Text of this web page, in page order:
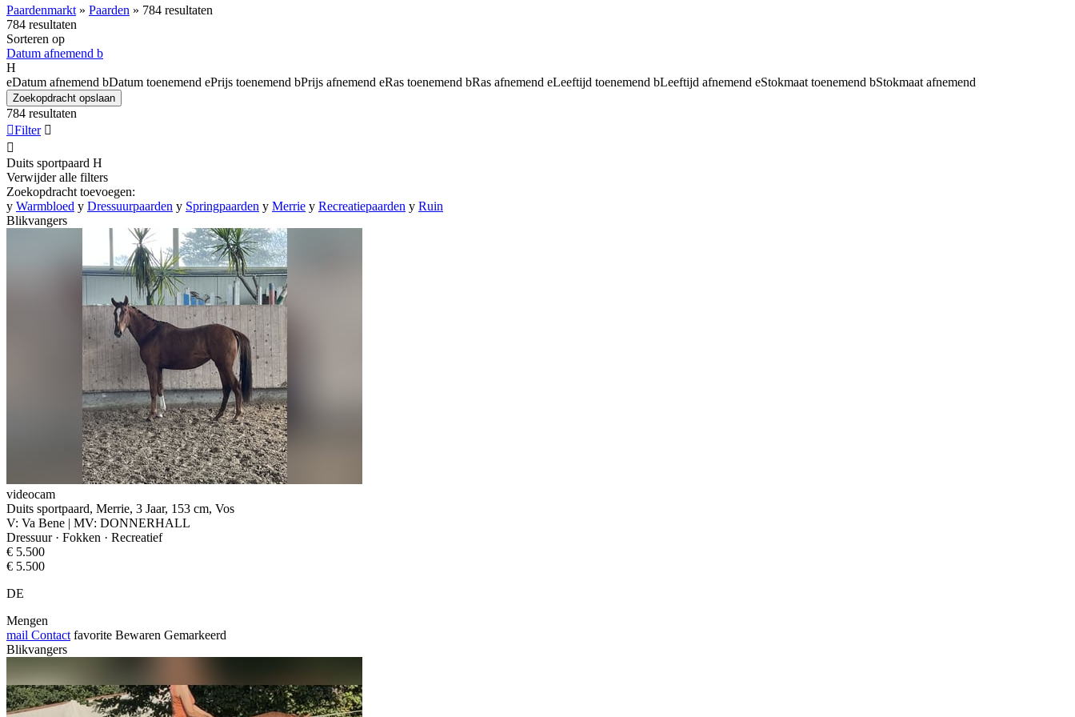
Paardenmarkt » Paarden » 784 resultaten
784 resultaten
Sorteren op
Datum afnemend b
H
eDatum afnemend bDatum toenemend ePrijs toenemend bPrijs afnemend eRas toenemend bRas afnemend eLeeftijd toenemend bLeeftijd afnemend eStokmaat toenemend bStokmaat afnemend
Zoekopdracht opslaan
784 resultaten
Filter 

Duits sportpaard H
Verwijder alle filters
Zoekopdracht toevoegen:
y Warmbloed y Dressuurpaarden y Springpaarden y Merrie y Recreatiepaarden y Ruin
Blikvangers
videocam
Duits sportpaard, Merrie, 3 Jaar, 153 cm, Vos
V: Va Bene | MV: DONNERHALL
Dressuur · Fokken · Recreatief
€ 5.500
€ 5.500
DE
Mengen
mail Contact favorite Bewaren Gemarkeerd
Blikvangers